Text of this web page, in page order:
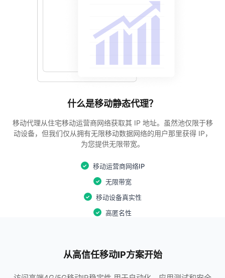
什么是移动静态代理？
移动代理从住宅移动运营商网络获取其 IP 地址。虽然池仅限于移
动设备，但我们仅从拥有无限移动数据网络的用户那里获得 IP，
为您提供无限带宽。
✓ 移动运营商网络IP
✓ 无限带宽
✓ 移动设备真实性
✓ 高匿名性
从高信任移动IP方案开始